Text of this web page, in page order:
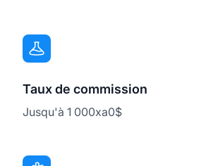
Taux de commission
Jusqu'à 1 000xa0$